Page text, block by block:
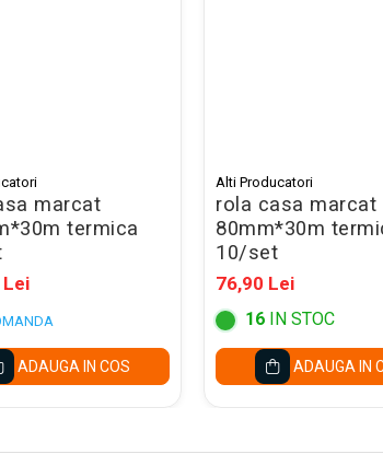
marcat
termica
Lei
ADAUGA IN COS
Alti Producatori
rola casa marcat
80mm*30m
10/set
76,90 Lei
16 IN STOC
ADAUGA IN